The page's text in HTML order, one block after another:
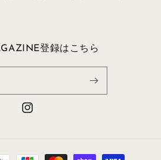
登録はこちら
Instagram